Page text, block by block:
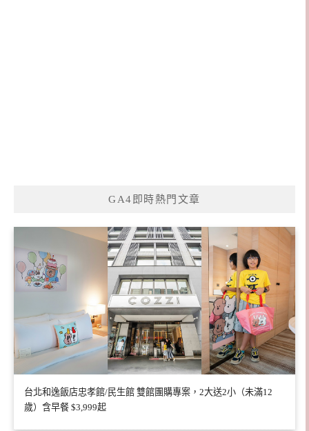
GA4即時熱門文章
台北和逸飯店忠孝館/民生館 雙館團購專案，2大送2小（未滿12
歲）含早餐 $3,999起